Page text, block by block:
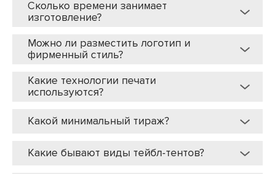
Сколько времени занимает
изготовление?
Можно ли разместить логотип и
фирменный стиль?
Какие технологии печати
используются?
Какой минимальный тираж?
Какие бывают виды тейбл-тентов?